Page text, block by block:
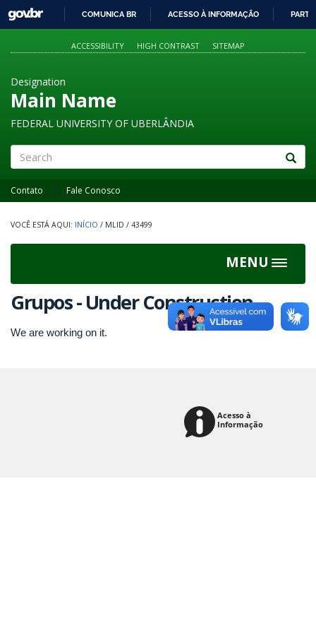
PARA
O
GOVBR
COMUNICA BR ACESSO À INFORMAÇÃO
ACCESSIBILITY HIGH CONTRAST SITEMAP
Designation
Main Name
FEDERAL UNIVERSITY OF UBERLÂNDIA
Contato Fale Conosco
INÍCIO / MLID / 43499
MENU
Toggle
Grupos - Under Construction
We are working on it.